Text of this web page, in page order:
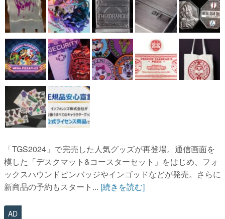
「TGS2024」で完売した人気グッズが再登場。通信画面を
模した「デスクマット&コースターセット」をはじめ、フォ
ックスハウンドピンバッジやインゴッドなどが発売。さらに
新商品の予約もスタート... [続きを読む]
AD